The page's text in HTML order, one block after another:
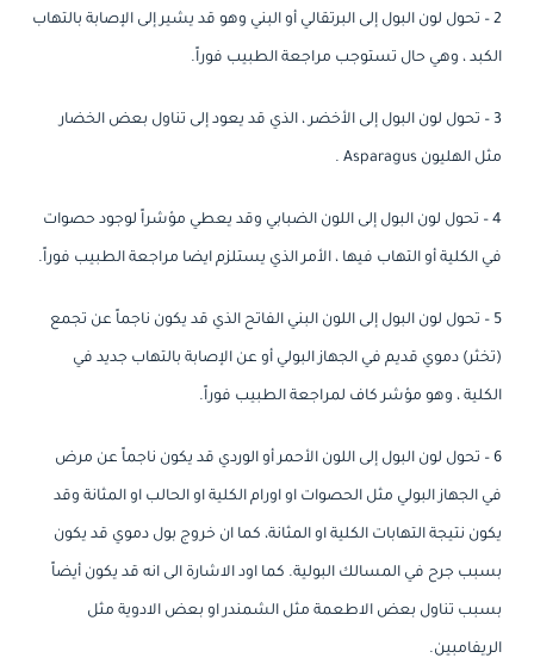
2 – تحول لون البول إلى البرتقالي أو البني وهو قد يشير إلى الإصابة بالتهاب
الكبد ، وهي حال تستوجب مراجعة الطبيب فوراً.
3 – تحول لون البول إلى الأخضر ، الذي قد يعود إلى تناول بعض الخضار
مثل الهليون Asparagus .
4 – تحول لون البول إلى اللون الضبابي وقد يعطي مؤشراً لوجود حصوات
في الكلية أو التهاب فيها ، الأمر الذي يستلزم ايضا مراجعة الطبيب فوراً.
5 – تحول لون البول إلى اللون البني الفاتح الذي قد يكون ناجماً عن تجمع
(تخثر) دموي قديم في الجهاز البولي أو عن الإصابة بالتهاب جديد في
الكلية ، وهو مؤشر كاف لمراجعة الطبيب فوراً.
6 – تحول لون البول إلى اللون الأحمر أو الوردي قد يكون ناجماً عن مرض
في الجهاز البولي مثل الحصوات او اورام الكلية او الحالب او المثانة وقد
يكون نتيجة التهابات الكلية او المثانة، كما ان خروج بول دموي قد يكون
بسبب جرح في المسالك البولية. كما اود الاشارة الى انه قد يكون أيضاً
بسبب تناول بعض الاطعمة مثل الشمندر او بعض الادوية مثل
الريفامبين.